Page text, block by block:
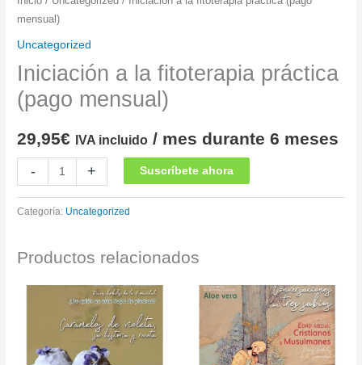
mensual)
Uncategorized
Iniciación a la fitoterapia práctica
(pago mensual)
29,95€ IVA incluido / mes durante 6 meses
-
Iniciación
a
la
mensual)
+ Suscríbete ahora
Categoría: Uncategorized
Productos relacionados